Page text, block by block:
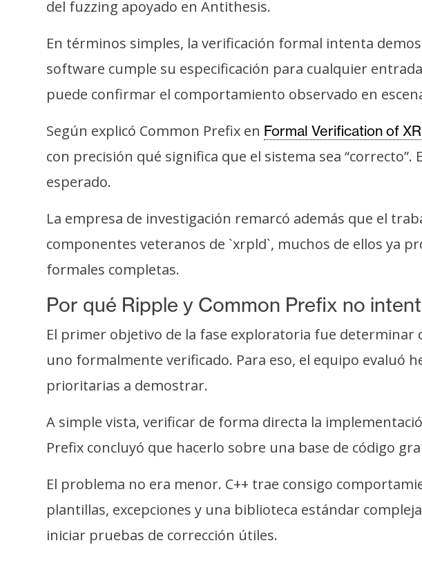
o
n
a
t
o
y
u
l
i
i
a
d
del fuzzing apoyado en Antithesis.
En términos simples, la verificación formal intenta
software cumple su especificación para cualquier
puede confirmar el comportamiento observado en
Según explicó Common Prefix en Formal Verification of
con precisión qué significa que el sistema sea
esperado.
La empresa de investigación remarcó además que el
componentes veteranos de `xrpld`, muchos de ellos ya
formales completas.
Por qué Ripple y Common Prefix no
El primer objetivo de la fase exploratoria fue
uno formalmente verificado. Para eso, el equipo evaluó
prioritarias a demostrar.
A simple vista, verificar de forma directa la
Prefix concluyó que hacerlo sobre una base de código
El problema no era menor. C++ trae consigo
plantillas, excepciones y una biblioteca estándar
iniciar pruebas de corrección útiles.